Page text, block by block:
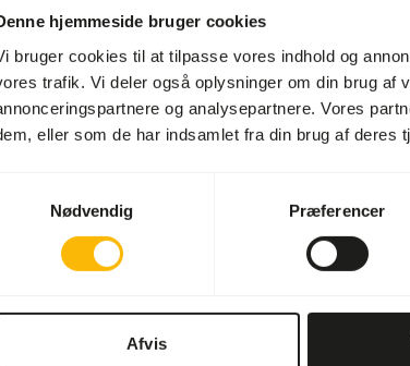
hjemmeside bruger cookies
bruger cookies til at tilpasse vores indhold og
trafik. Vi deler også oplysninger om din brug af
og analysepartnere. Vores
eller som de har indsamlet fra din brug af deres
Nødvendig
Præferencer
Afvis
that meets their
13.09.2025
Conference